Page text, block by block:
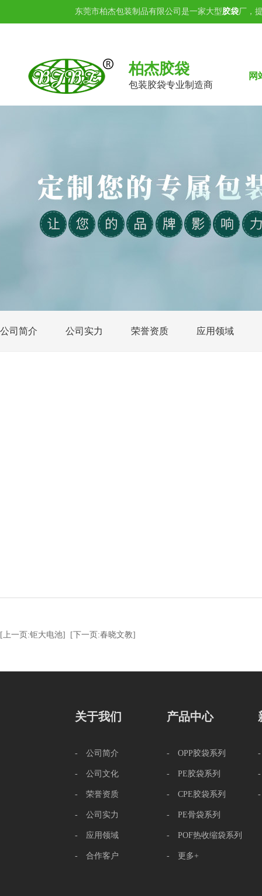
东莞市柏杰包装制品有限公司是一家大型胶袋厂，
柏杰胶袋
包装胶袋专业制造商
网
公司简介 公司实力 荣誉资质 应用领域
[上一页:钜大电池] [下一页:春晓文教]
关于我们
- 公司简介
- 公司文化
- 荣誉资质
- 公司实力
- 应用领域
- 合作客户
产品中心
- OPP胶袋系列
- PE胶袋系列
- CPE胶袋系列
- PE骨袋系列
- POF热收缩袋系列
- 更多+